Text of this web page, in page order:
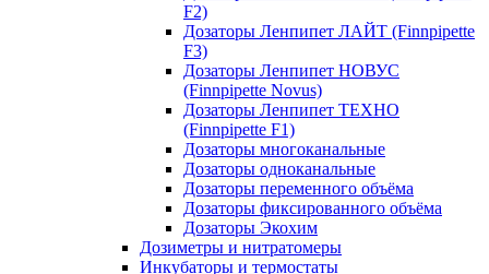
F2)
Дозаторы Ленпипет ЛАЙТ (Finnpipette
F3)
Дозаторы Ленпипет НОВУС
(Finnpipette Novus)
Дозаторы Ленпипет ТЕХНО
(Finnpipette F1)
Дозаторы многоканальные
Дозаторы одноканальные
Дозаторы переменного объёма
Дозаторы фиксированного объёма
Дозаторы Экохим
Дозиметры и нитратомеры
Инкубаторы и термостаты